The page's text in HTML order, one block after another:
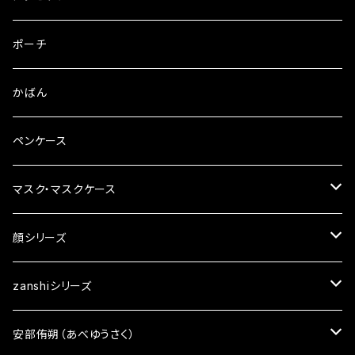
ピンバッチ
ブックカバー
ピアス
イヤリング
ポーチ
かばん
ペンケース
マスク・マスクケース
マスクチャーム
顔シリーズ
ざんしちゃんブローチ
顔ポーチ
zanshiシリーズ
アクセサリー
安部侑朔（あべゆうさく）